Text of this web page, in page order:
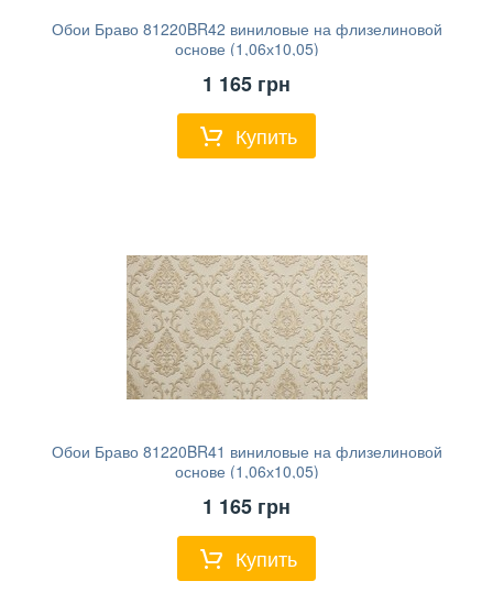
Обои Браво 81220BR42 виниловые на флизелиновой
основе (1,06х10,05)
1 165 грн
Купить
Обои Браво 81220BR41 виниловые на флизелиновой
основе (1,06х10,05)
1 165 грн
Купить